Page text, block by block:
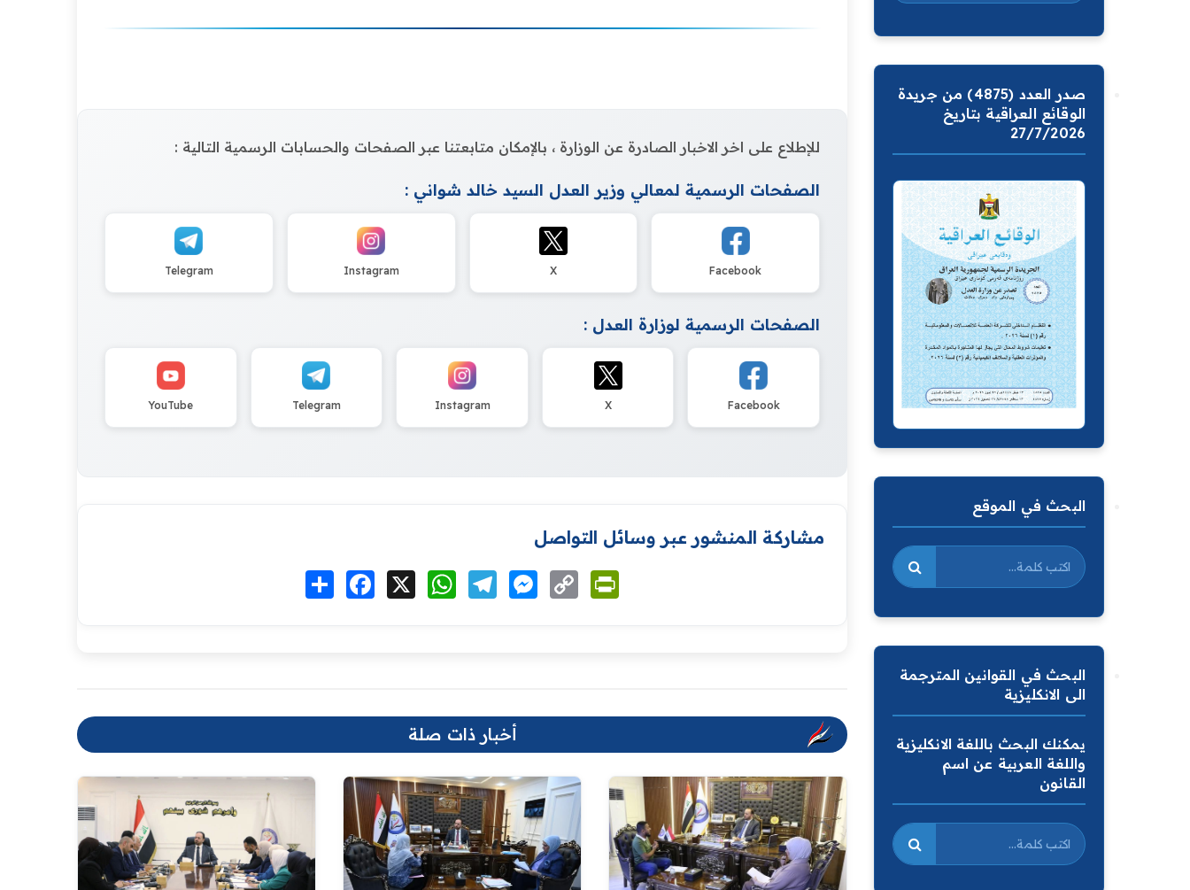
للإطلاع على اخر الاخبار الصادرة عن الوزارة ، بالإمكان متابعتنا عبر الصفحات والحسابات الرسمية التالية :
الصفحات الرسمية لمعالي وزير العدل السيد خالد شواني :
Facebook
X
Instagram
Telegram
الصفحات الرسمية لوزارة العدل :
Facebook
X
Instagram
Telegram
YouTube
مشاركة المنشور عبر وسائل التواصل
انشر Facebook WhatsAppTelegramMessenger
Copy
Link
أخبار ذات صلة
صدر العدد (4875) من جريدة
الوقائع العراقية بتاريخ
27/7/2026
البحث في الموقع
البحث في القوانين المترجمة
الى الانكليزية
يمكنك البحث باللغة الانكليزية
واللغة العربية عن اسم
القانون